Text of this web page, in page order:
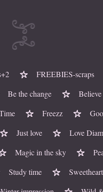
FREEBIES-scraps
Be the change
Believe
Freezz
Just love
Love
Magic in the sky
Study time
Sweetheart